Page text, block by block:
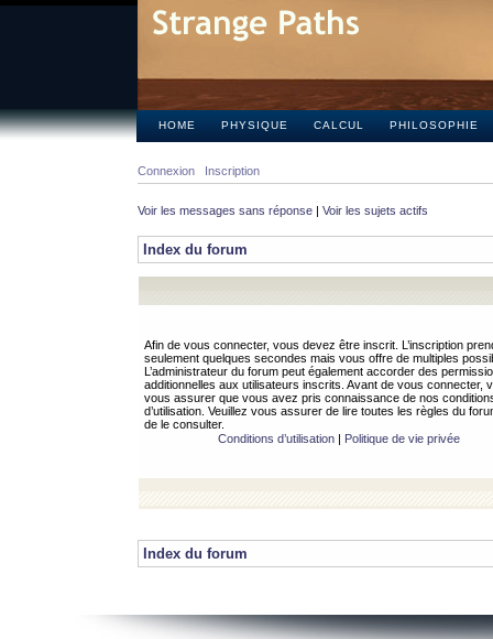
HOME PHYSIQUE CALCUL PHILOSOPHIE
Connexion Inscription
Voir les messages sans réponse | Voir les sujets actifs
Index du forum
Afin de vous connecter, vous devez être inscrit. L’inscription
seulement quelques secondes mais vous offre de multiples
L’administrateur du forum peut également accorder des
additionnelles aux utilisateurs inscrits. Avant de vous connecter,
vous assurer que vous avez pris connaissance de nos
d’utilisation. Veuillez vous assurer de lire toutes les règles du
de le consulter.
Conditions d’utilisation| Politique de vie privée
Index du forum